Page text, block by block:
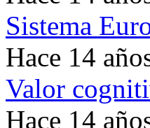
Sistema
Hace 14
Valor
Hace 14